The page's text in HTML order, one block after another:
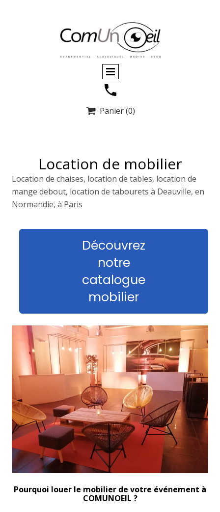
 Panier(0)
Location de mobilier
Location de chaises, location de tables, location de
mange debout, location de tabourets à Deauville, en
Normandie, à Paris
Découvrez
notre
catalogue
mobilier
Pourquoi louer le mobilier de votre événement à
COMUNOEIL ?